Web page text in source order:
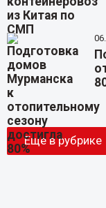
Еще в рубрике